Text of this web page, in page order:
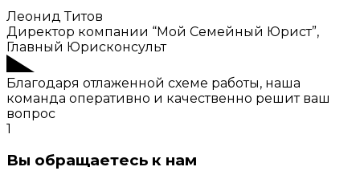
Леонид Титов
Директор компании “Мой Семейный Юрист”,
Главный Юрисконсульт
Благодаря отлаженной схеме работы, наша
команда оперативно и качественно решит ваш
вопрос
1
Вы обращаетесь к нам